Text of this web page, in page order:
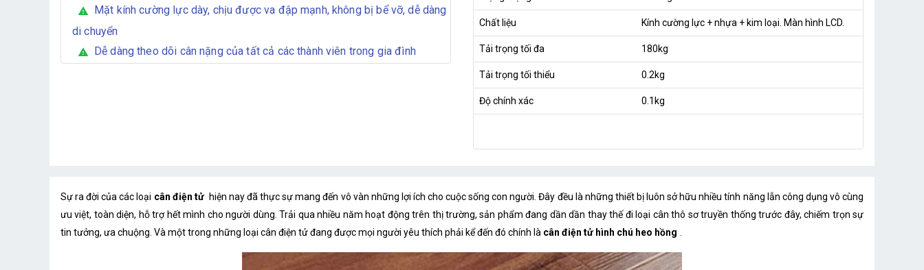
warning
Mặt kính cường lực dày, chịu được va đập mạnh, không bị bể vỡ, dễ dàng
di chuyển
warning Dễ dàng theo dõi cân nặng của tất cả các thành viên trong gia đình
Chất liệu Kính cường lực + nhựa + kim loại. Màn hình LCD.
Tải trọng tối đa 180kg
Tải trọng tối thiểu 0.2kg
Độ chính xác 0.1kg
Sự ra đời của các loại cân điện tử hiện nay đã thực sự mang đến vô vàn những lợi ích cho cuộc sống con người. Đây đều là những thiết bị luôn sở hữu nhiều tính năng lẫn công dụng vô cùng
ưu việt, toàn diện, hỗ trợ hết mình cho người dùng. Trải qua nhiều năm hoạt động trên thị trường, sản phẩm đang dần dần thay thế đi loại cân thô sơ truyền thống trước đây, chiếm trọn sự
tin tưởng, ưa chuộng. Và một trong những loại cân điện tử đang được mọi người yêu thích phải kể đến đó chính là cân điện tử hình chú heo hồng